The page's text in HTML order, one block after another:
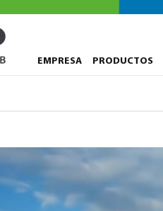
EMPRESA PRODUCTOS